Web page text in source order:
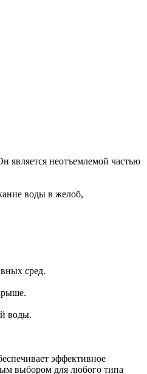
является неотъемлемой частью
воды в желоб,
сред.
воды.
эффективное
выбором для любого типа